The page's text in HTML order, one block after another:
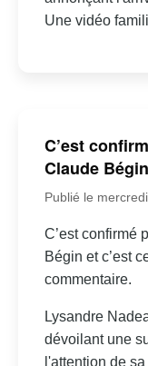
Une vidéo
C’est
Claude
Publié le
C’est confirmé
Bégin et c’est
commentaire.
Lysandre
dévoilant une
l'attention de